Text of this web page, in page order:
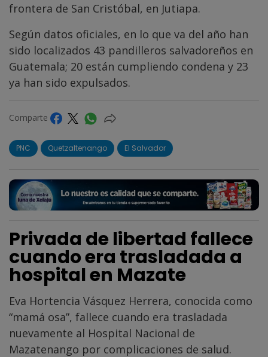
frontera de San Cristóbal, en Jutiapa.
Según datos oficiales, en lo que va del año han
sido localizados 43 pandilleros salvadoreños en
Guatemala; 20 están cumpliendo condena y 23
ya han sido expulsados.
Comparte
PNC Quetzaltenango El Salvador
Privada de libertad fallece
cuando era trasladada a
hospital en Mazate
Eva Hortencia Vásquez Herrera, conocida como
“mamá osa”, fallece cuando era trasladada
nuevamente al Hospital Nacional de
Mazatenango por complicaciones de salud.